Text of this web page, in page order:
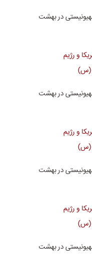
در بهشت
در بهشت
در بهشت
در بهشت